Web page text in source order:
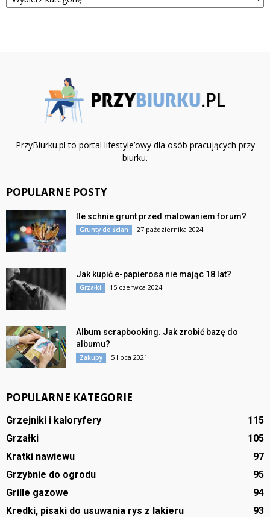
PrzyBiurku.pl to portal lifestyle’owy dla osób pracujących przy
biurku.
POPULARNE POSTY
Ile schnie grunt przed malowaniem forum?
Grunty do ścian 27 października 2024
Jak kupić e-papierosa nie mając 18 lat?
Grzałki 15 czerwca 2024
Album scrapbooking. Jak zrobić bazę do
albumu?
Zakupy 5 lipca 2021
POPULARNE KATEGORIE
Grzejniki i kaloryfery
115
Grzałki
105
Kratki nawiewu
97
Grzybnie do ogrodu
95
Grille gazowe
94
Kredki, pisaki do usuwania rys z lakieru
93